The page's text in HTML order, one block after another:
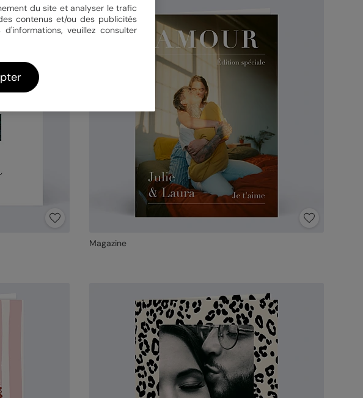
Magazine
du site et analyser le trafic
contenus et/ou des publicités
veuillez consulter